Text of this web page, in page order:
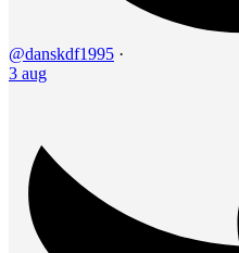
@danskdf1995 ·
3 aug